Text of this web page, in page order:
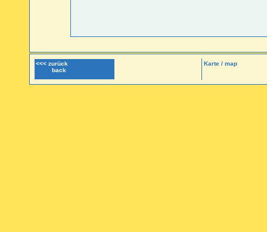
<<< zurück
back
Karte / map